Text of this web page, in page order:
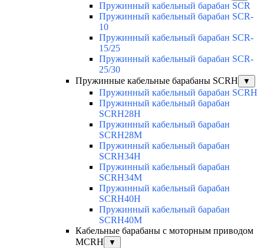
Пружинный кабельный барабан SCR
Пружинный кабельный барабан SCR-
10
Пружинный кабельный барабан SCR-
15/25
Пружинный кабельный барабан SCR-
25/30
Пружинные кабельные барабаны SCRH
▼
Пружинный кабельный барабан SCRH
Пружинный кабельный барабан
SCRH28H
Пружинный кабельный барабан
SCRH28M
Пружинный кабельный барабан
SCRH34H
Пружинный кабельный барабан
SCRH34M
Пружинный кабельный барабан
SCRH40H
Пружинный кабельный барабан
SCRH40M
Кабельные барабаны с моторным приводом
MCRH
▼